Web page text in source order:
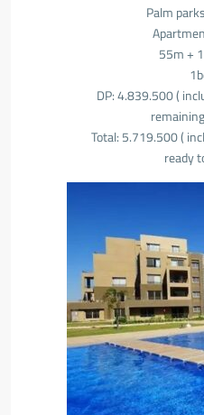
Palm
55m +
DP: 4.839.500 (
Total: 5.719.500 (
ready